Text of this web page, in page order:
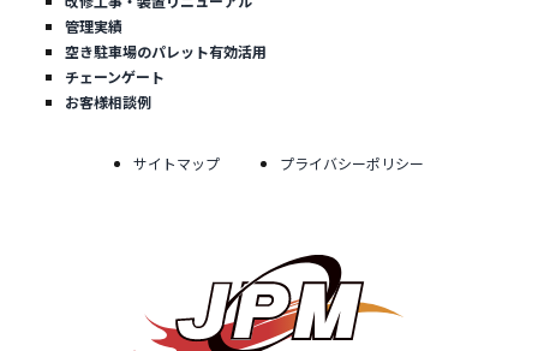
管理実績
空き駐車場のパレット有効活用
チェーンゲート
お客様相談例
サイトマップ プライバシーポリシー